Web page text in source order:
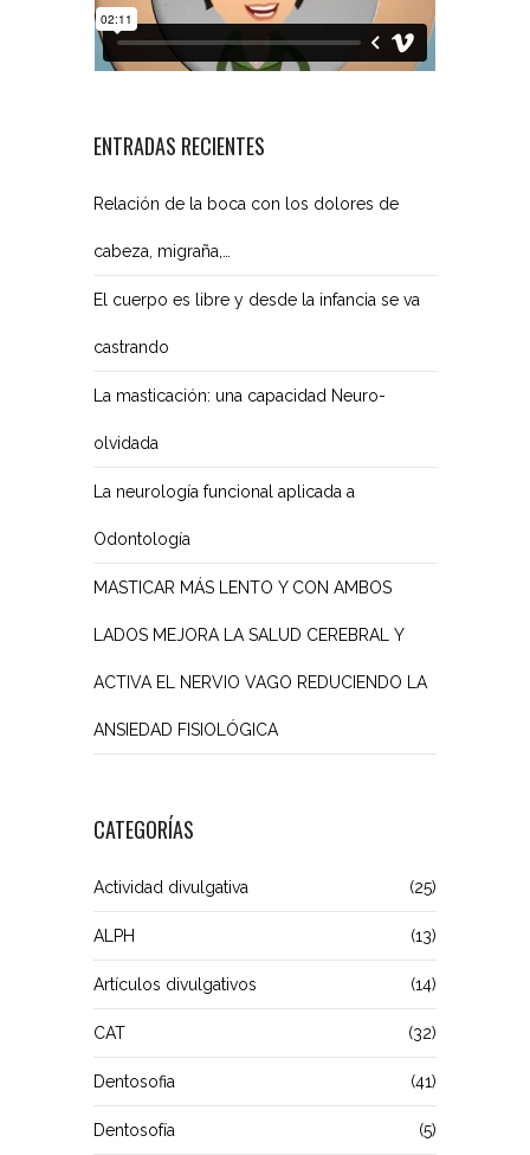
ENTRADAS RECIENTES
Relación de la boca con los dolores de
cabeza, migraña,…
El cuerpo es libre y desde la infancia se va
castrando
La masticación: una capacidad Neuro-
olvidada
La neurología funcional aplicada a
Odontología
MASTICAR MÁS LENTO Y CON AMBOS
LADOS MEJORA LA SALUD CEREBRAL Y
ACTIVA EL NERVIO VAGO REDUCIENDO LA
ANSIEDAD FISIOLÓGICA
CATEGORÍAS
Actividad divulgativa (25)
ALPH (13)
Artículos divulgativos (14)
CAT (32)
Dentosofia (41)
Dentosofía (5)